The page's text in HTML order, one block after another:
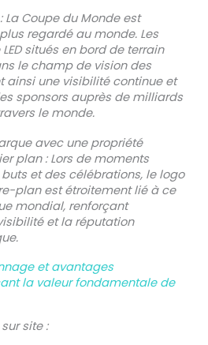
Coupe du Monde est
regardé au monde. Les
situés en bord de terrain
le champ de vision des
ainsi une visibilité continue et
sponsors auprès de milliards
le monde.
avec une propriété
plan : Lors de moments
et des célébrations, le logo
plan est étroitement lié à ce
mondial, renforçant
et la réputation
et avantages
la valeur fondamentale de
site :